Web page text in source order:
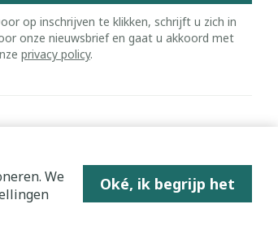
We
Oké, ik begrijp het
op inschrijven te klikken, schrijft u zich in
onze nieuwsbrief en gaat u akkoord met
privacy policy.